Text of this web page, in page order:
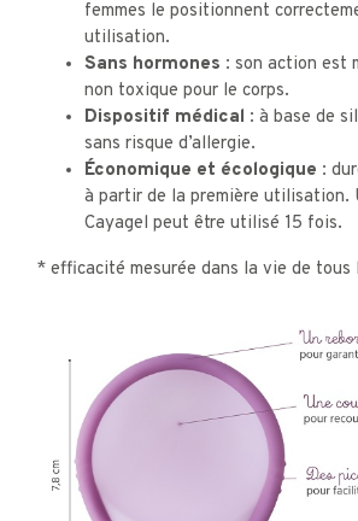
femmes le positionnent
utilisation.
Sans hormones : son action est
non toxique pour le corps.
Dispositif médical : à base de
sans risque d’allergie.
Économique et écologique :
à partir de la première utilisation.
Cayagel peut être utilisé 15 fois.
* efficacité mesurée dans la vie de tous